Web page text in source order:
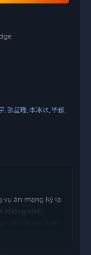
张星瑶 李冰冰 毕超
vụ án mạng kỳ lạ
không khỏi
bí ẩn. Những